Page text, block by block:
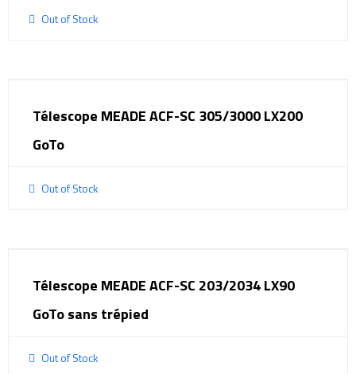
Out of Stock
Télescope MEADE ACF-SC 305/3000 LX200
GoTo
Out of Stock
Télescope MEADE ACF-SC 203/2034 LX90
GoTo sans trépied
Out of Stock